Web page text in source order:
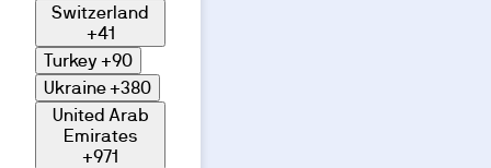
Switzerland
+41
Turkey +90
Ukraine+380
United Arab
Emirates
+971